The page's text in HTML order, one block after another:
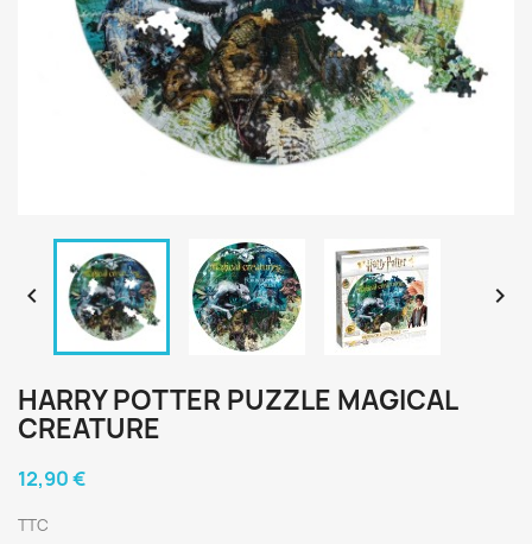
 
HARRY POTTER PUZZLE MAGICAL
CREATURE
12,90 €
TTC